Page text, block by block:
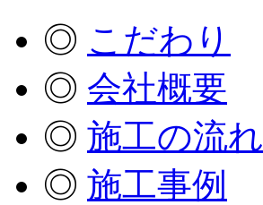
◎ こだわり
◎ 会社概要
◎ 施工の流れ
◎ 施工事例